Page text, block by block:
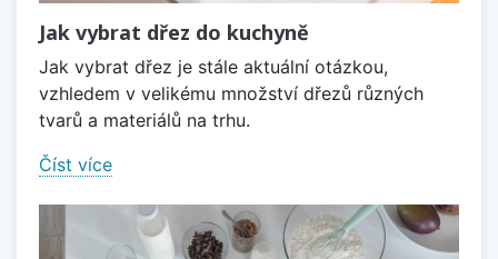
Jak vybrat dřez do kuchyně
Jak vybrat dřez je stále aktuální otázkou,
vzhledem v velikému množství dřezů různých
tvarů a materiálů na trhu.
Číst více